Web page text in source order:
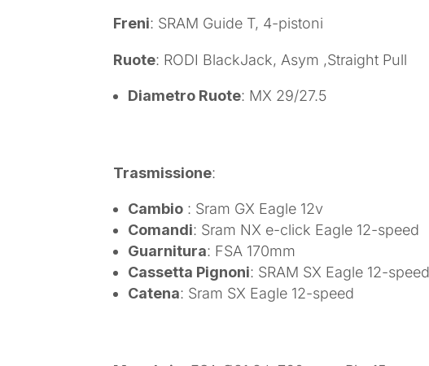
Freni: SRAM Guide T, 4-pistoni
Ruote: RODI BlackJack, Asym ,Straight Pull
Diametro Ruote: MX 29/27.5
Trasmissione:
Cambio : Sram GX Eagle 12v
Comandi: Sram NX e-click Eagle 12-speed
Guarnitura: FSA 170mm
Cassetta Pignoni: SRAM SX Eagle 12-
Catena: Sram SX Eagle 12-speed